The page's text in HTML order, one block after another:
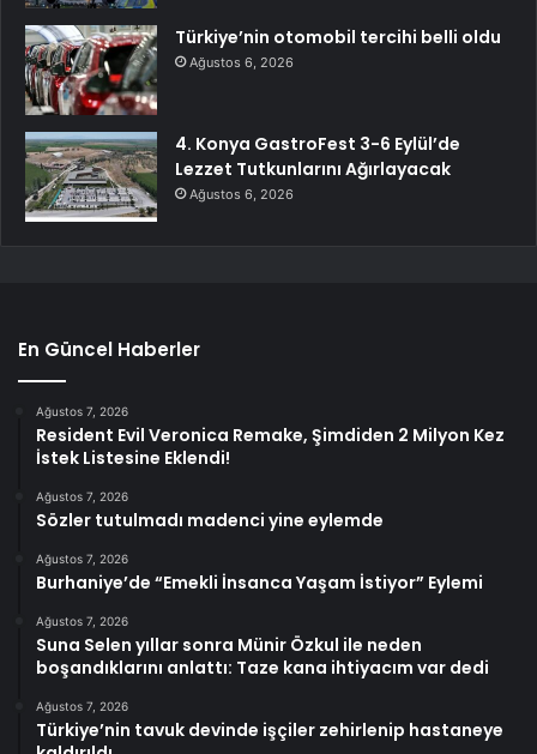
Türkiye’nin otomobil tercihi belli oldu
Ağustos 6, 2026
4. Konya GastroFest 3-6 Eylül’de
Lezzet Tutkunlarını Ağırlayacak
Ağustos 6, 2026
En Güncel Haberler
Ağustos 7, 2026
Resident Evil Veronica Remake, Şimdiden 2 Milyon Kez
İstek Listesine Eklendi!
Ağustos 7, 2026
Sözler tutulmadı madenci yine eylemde
Ağustos 7, 2026
Burhaniye’de “Emekli İnsanca Yaşam İstiyor” Eylemi
Ağustos 7, 2026
Suna Selen yıllar sonra Münir Özkul ile neden
boşandıklarını anlattı: Taze kana ihtiyacım var dedi
Ağustos 7, 2026
Türkiye’nin tavuk devinde işçiler zehirlenip hastaneye